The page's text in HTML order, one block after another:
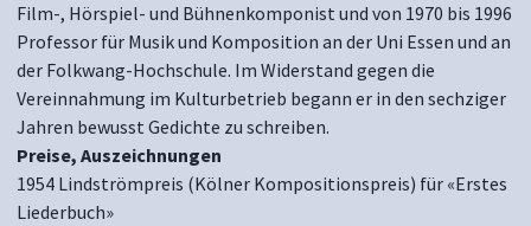
Film-, Hörspiel- und Bühnenkomponist und von 1970 bis 1996
Professor für Musik und Komposition an der Uni Essen und an
der Folkwang-Hochschule. Im Widerstand gegen die
Vereinnahmung im Kulturbetrieb begann er in den sechziger
Jahren bewusst Gedichte zu schreiben.
Preise, Auszeichnungen
1954 Lindströmpreis (Kölner Kompositionspreis) für «Erstes
Liederbuch»